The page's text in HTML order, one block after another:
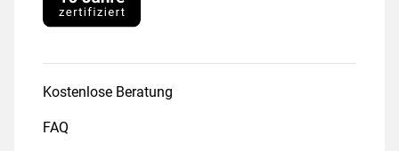
Kostenlose Beratung
FAQ